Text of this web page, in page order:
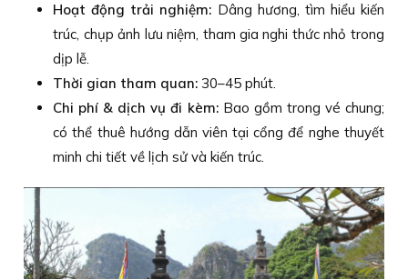
Hoạt động trải nghiệm: Dâng hương, tìm hiểu kiến
trúc, chụp ảnh lưu niệm, tham gia nghi thức nhỏ trong
dịp lễ.
Thời gian tham quan: 30–45 phút.
Chi phí & dịch vụ đi kèm:Bao gồm trong vé chung;
có thể thuê hướng dẫn viên tại cổng để nghe thuyết
minh chi tiết về lịch sử và kiến trúc.